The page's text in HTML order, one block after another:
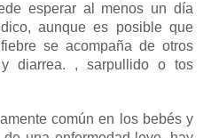
esperar al menos un día
aunque es posible que
se acompaña de otros
y diarrea. , sarpullido o tos
común en los bebés y